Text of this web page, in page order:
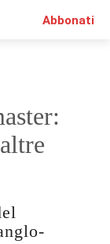
Abbonati